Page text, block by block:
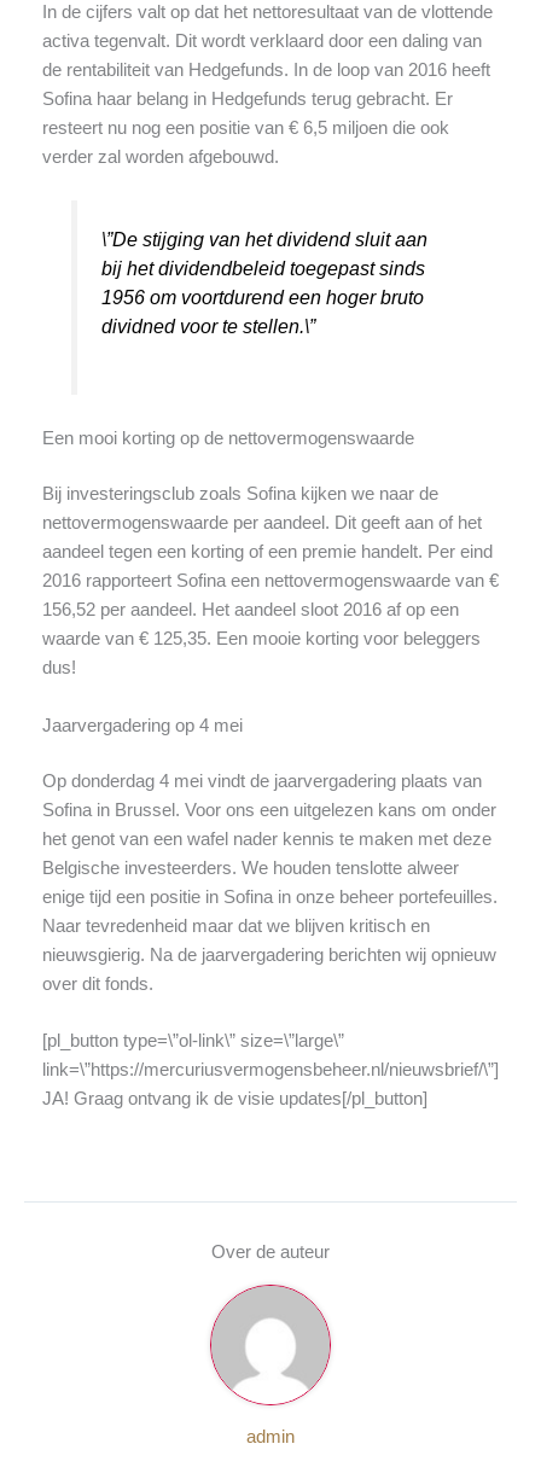
In de cijfers valt op dat het nettoresultaat van de vlottende
activa tegenvalt. Dit wordt verklaard door een daling van
de rentabiliteit van Hedgefunds. In de loop van 2016 heeft
Sofina haar belang in Hedgefunds terug gebracht. Er
resteert nu nog een positie van € 6,5 miljoen die ook
verder zal worden afgebouwd.
\”De stijging van het dividend sluit aan
bij het dividendbeleid toegepast sinds
1956 om voortdurend een hoger bruto
dividned voor te stellen.\”
Een mooi korting op de nettovermogenswaarde
Bij investeringsclub zoals Sofina kijken we naar de
nettovermogenswaarde per aandeel. Dit geeft aan of het
aandeel tegen een korting of een premie handelt. Per eind
2016 rapporteert Sofina een nettovermogenswaarde van €
156,52 per aandeel. Het aandeel sloot 2016 af op een
waarde van € 125,35. Een mooie korting voor beleggers
dus!
Jaarvergadering op 4 mei
Op donderdag 4 mei vindt de jaarvergadering plaats van
Sofina in Brussel. Voor ons een uitgelezen kans om onder
het genot van een wafel nader kennis te maken met deze
Belgische investeerders. We houden tenslotte alweer
enige tijd een positie in Sofina in onze beheer portefeuilles.
Naar tevredenheid maar dat we blijven kritisch en
nieuwsgierig. Na de jaarvergadering berichten wij opnieuw
over dit fonds.
[pl_button type=\”ol-link\” size=\”large\”
link=\”https://mercuriusvermogensbeheer.nl/nieuwsbrief/\”]
JA! Graag ontvang ik de visie updates[/pl_button]
Over de auteur
admin